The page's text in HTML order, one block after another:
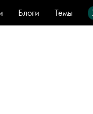
Блоги Темы
Стиль
Видео